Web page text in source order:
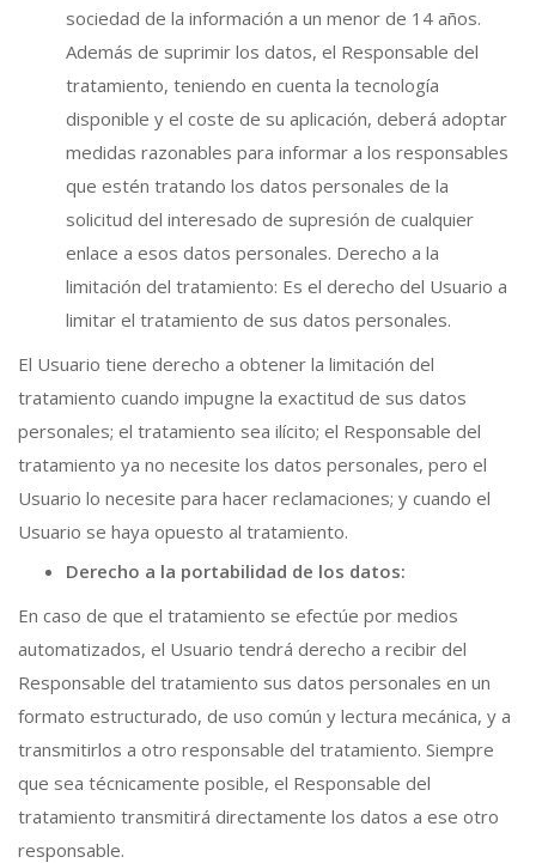
sociedad de la información a un menor de 14 años.
Además de suprimir los datos, el Responsable del
tratamiento, teniendo en cuenta la tecnología
disponible y el coste de su aplicación, deberá adoptar
medidas razonables para informar a los responsables
que estén tratando los datos personales de la
solicitud del interesado de supresión de cualquier
enlace a esos datos personales. Derecho a la
limitación del tratamiento: Es el derecho del Usuario a
limitar el tratamiento de sus datos personales.
El Usuario tiene derecho a obtener la limitación del
tratamiento cuando impugne la exactitud de sus datos
personales; el tratamiento sea ilícito; el Responsable del
tratamiento ya no necesite los datos personales, pero el
Usuario lo necesite para hacer reclamaciones; y cuando el
Usuario se haya opuesto al tratamiento.
Derecho a la portabilidad de los datos:
En caso de que el tratamiento se efectúe por medios
automatizados, el Usuario tendrá derecho a recibir del
Responsable del tratamiento sus datos personales en un
formato estructurado, de uso común y lectura mecánica, y a
transmitirlos a otro responsable del tratamiento. Siempre
que sea técnicamente posible, el Responsable del
tratamiento transmitirá directamente los datos a ese otro
responsable.